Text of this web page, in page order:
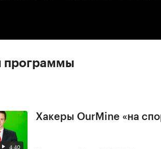
программы
4:40
Хакеры OurMine «на